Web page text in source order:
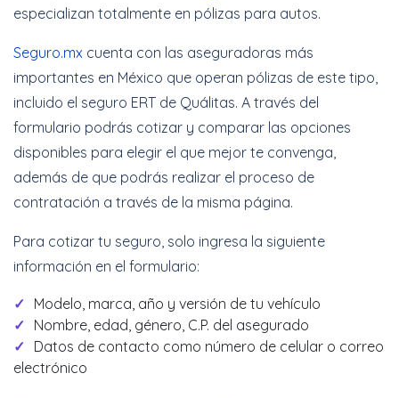
especializan totalmente en pólizas para autos.
Seguro.mx cuenta con las aseguradoras más
importantes en México que operan pólizas de este tipo,
incluido el seguro ERT de Quálitas. A través del
formulario podrás cotizar y comparar las opciones
disponibles para elegir el que mejor te convenga,
además de que podrás realizar el proceso de
contratación a través de la misma página.
Para cotizar tu seguro, solo ingresa la siguiente
información en el formulario:
Modelo, marca, año y versión de tu vehículo
Nombre, edad, género, C.P. del asegurado
Datos de contacto como número de celular o correo
electrónico